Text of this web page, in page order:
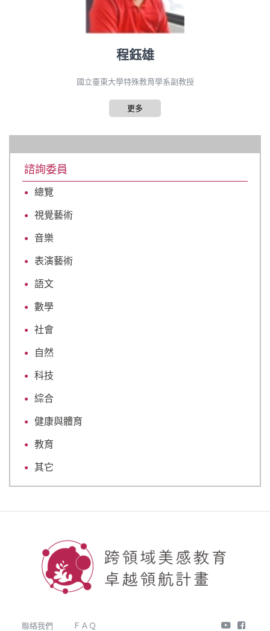
程鈺雄
國立臺東大學特殊教育學系副教授
更多
諮詢委員
總覽
視覺藝術
音樂
表演藝術
語文
數學
社會
自然
科技
綜合
健康與體育
教育
其它
聯絡我們 ＦＡＱ youtube